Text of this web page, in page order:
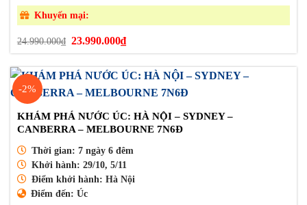
Khuyến mại:
24.990.000₫
Giá
là:
24.990.000₫.
23.990.000₫Giá
hiện
tại
là:
23.990.000₫.
-2%
KHÁM PHÁ NƯỚC ÚC: HÀ NỘI – SYDNEY –
CANBERRA – MELBOURNE 7N6Đ
Thời gian: 7 ngày 6 đêm
Khởi hành: 29/10, 5/11
Điểm khởi hành: Hà Nội
Điểm đến: Úc